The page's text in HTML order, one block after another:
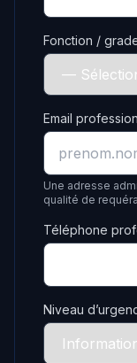
Fonction /
Email
Une adresse
qualité de
Téléphone
Niveau